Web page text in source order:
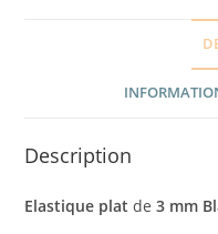
Description
Elastique platde 3 mm